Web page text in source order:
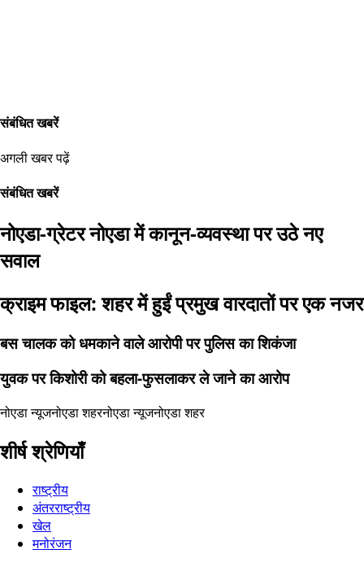
संबंधित खबरें
अगली खबर पढ़ें
संबंधित खबरें
नोएडा-ग्रेटर नोएडा में कानून-व्यवस्था पर उठे नए
सवाल
क्राइम फाइल: शहर में हुईं प्रमुख वारदातों पर एक नजर
बस चालक को धमकाने वाले आरोपी पर पुलिस का शिकंजा
युवक पर किशोरी को बहला-फुसलाकर ले जाने का आरोप
नोएडा न्यूजनोएडा शहरनोएडा न्यूजनोएडा शहर
शीर्ष श्रेणियाँ
राष्ट्रीय
अंतरराष्ट्रीय
खेल
मनोरंजन